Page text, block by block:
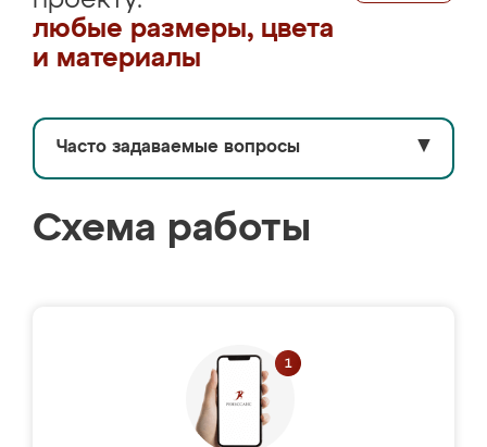
любые размеры, цвета
и материалы
Часто задаваемые вопросы ▼
Схема работы